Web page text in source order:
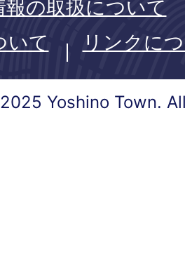
報の取扱について
いて
リンクに
Yoshino Town.